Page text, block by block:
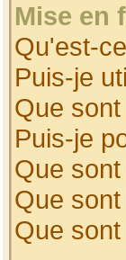
Mise en
Qu'est-
Puis-je
Que
Puis-je
Que
Que
Que